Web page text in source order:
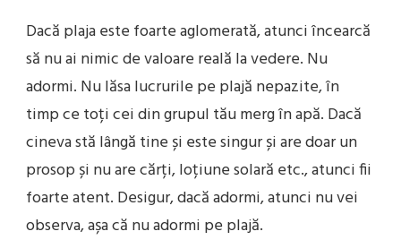
Dacă plaja este foarte aglomerată, atunci încearcă
să nu ai nimic de valoare reală la vedere. Nu
adormi. Nu lăsa lucrurile pe plajă nepazite, în
timp ce toți cei din grupul tău merg în apă. Dacă
cineva stă lângă tine și este singur și are doar un
prosop și nu are cărți, loțiune solară etc., atunci fii
foarte atent. Desigur, dacă adormi, atunci nu vei
observa, așa că nu adormi pe plajă.